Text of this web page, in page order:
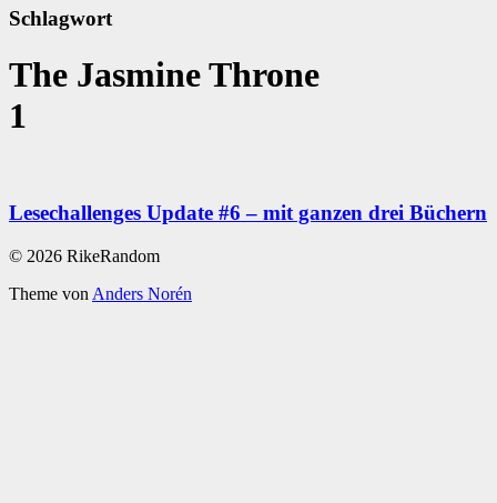
Schlagwort
The Jasmine Throne
1
Lesechallenges Update #6 – mit ganzen drei Büchern
© 2026 RikeRandom
Theme von Anders Norén